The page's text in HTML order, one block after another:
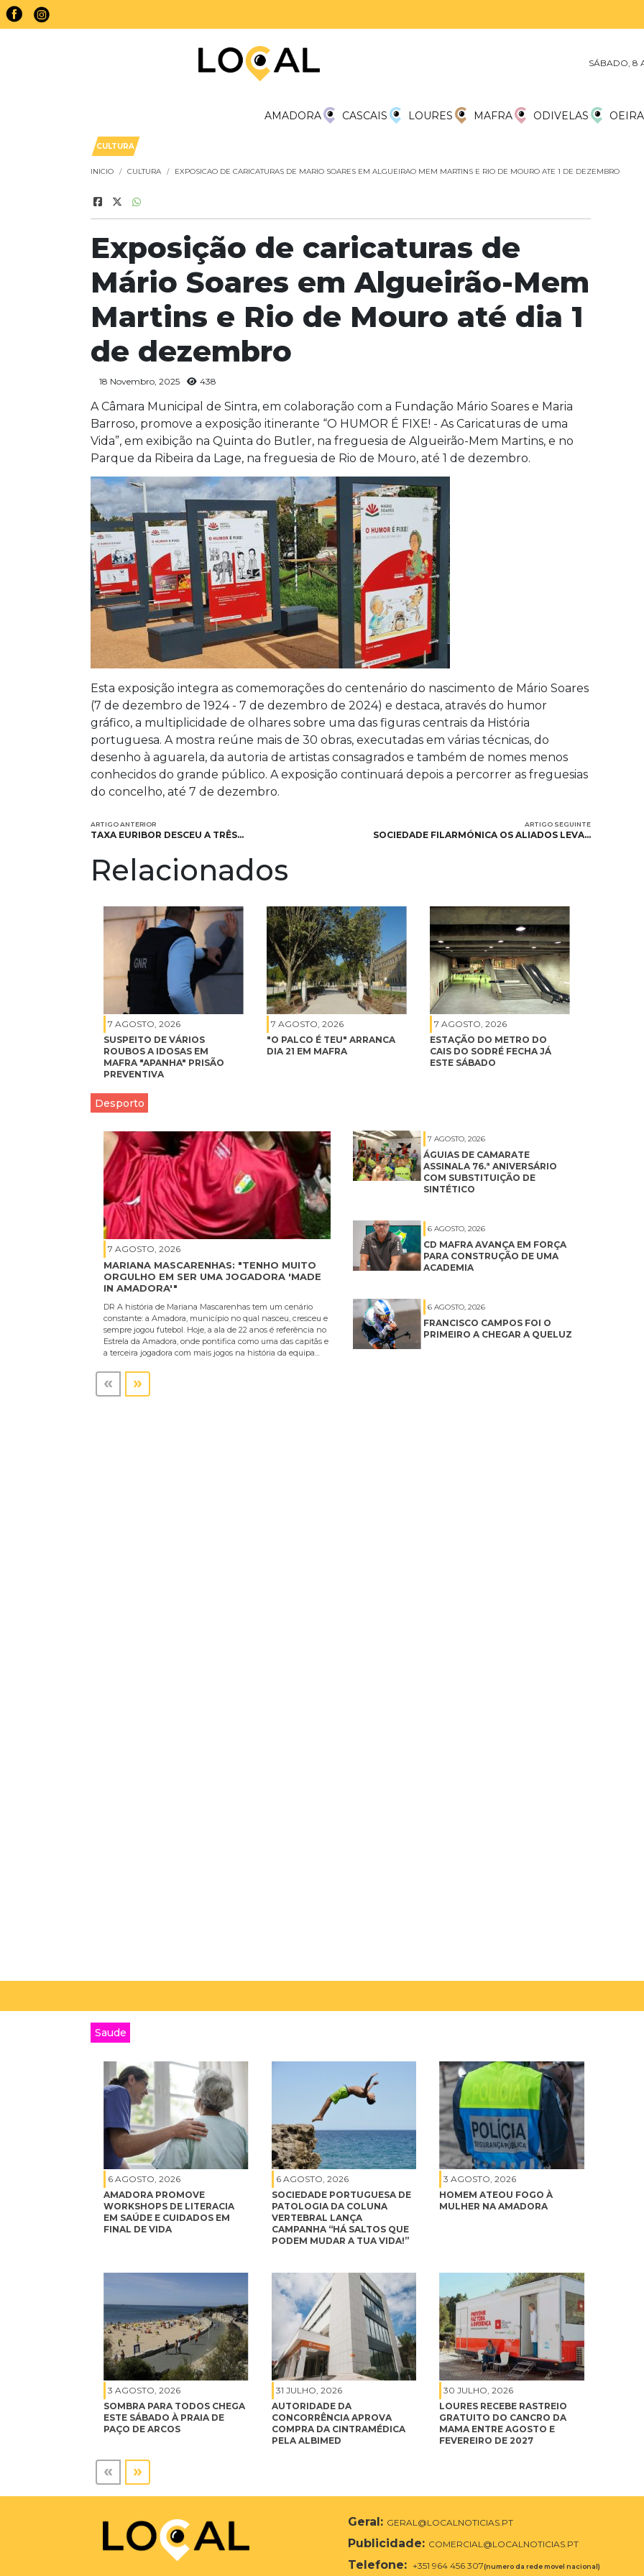
SÁBADO, 8
AMADORA CASCAIS LOURES MAFRA ODIVELAS
CULTURA
INICIO CULTURA EXPOSICAO DE CARICATURAS DE MARIO SOARES EM ALGUEIRAO MEM MARTINS E RIO DE MOURO ATE 1 DE DEZEMBRO
Exposição de caricaturas de
Mário Soares em Algueirão-Mem
Martins e Rio de Mouro até dia 1
de dezembro
18 Novembro, 2025 438
A Câmara Municipal de Sintra, em colaboração com a Fundação Mário Soares e Maria
Barroso, promove a exposição itinerante “O HUMOR É FIXE! - As Caricaturas de uma
Vida”, em exibição na Quinta do Butler, na freguesia de Algueirão-Mem Martins, e no
Parque da Ribeira da Lage, na freguesia de Rio de Mouro, até 1 de dezembro.
Esta exposição integra as comemorações do centenário do nascimento de Mário Soares
(7 de dezembro de 1924 - 7 de dezembro de 2024) e destaca, através do humor
gráfico, a multiplicidade de olhares sobre uma das figuras centrais da História
portuguesa. A mostra reúne mais de 30 obras, executadas em várias técnicas, do
desenho à aguarela, da autoria de artistas consagrados e também de nomes menos
conhecidos do grande público. A exposição continuará depois a percorrer as freguesias
do concelho, até 7 de dezembro.
ARTIGO ANTERIOR
TAXA EURIBOR DESCEU A TRÊS…
ARTIGO SEGUINTE
SOCIEDADE FILARMÓNICA OS ALIADOS LEVA…
Relacionados
7 AGOSTO, 2026
SUSPEITO DE VÁRIOS
ROUBOS A IDOSAS EM
MAFRA "APANHA" PRISÃO
PREVENTIVA
7 AGOSTO, 2026
"O PALCO É TEU" ARRANCA
DIA 21 EM MAFRA
7 AGOSTO, 2026
ESTAÇÃO DO METRO DO
CAIS DO SODRÉ FECHA JÁ
ESTE SÁBADO
Desporto
7 AGOSTO, 2026
MARIANA MASCARENHAS: "TENHO MUITO
ORGULHO EM SER UMA JOGADORA 'MADE
IN AMADORA'"
DR A história de Mariana Mascarenhas tem um cenário
constante: a Amadora, município no qual nasceu, cresceu e
sempre jogou futebol. Hoje, a ala de 22 anos é referência no
Estrela da Amadora, onde pontifica como uma das capitãs e
a terceira jogadora com mais jogos na história da equipa…
7 AGOSTO, 2026
ÁGUIAS DE CAMARATE
ASSINALA 76.ª ANIVERSÁRIO
COM SUBSTITUIÇÃO DE
SINTÉTICO
6 AGOSTO, 2026
CD MAFRA AVANÇA EM FORÇA
PARA CONSTRUÇÃO DE UMA
ACADEMIA
6 AGOSTO, 2026
FRANCISCO CAMPOS FOI O
PRIMEIRO A CHEGAR A QUELUZ
« »
Saude
6 AGOSTO, 2026
AMADORA PROMOVE
WORKSHOPS DE LITERACIA
EM SAÚDE E CUIDADOS EM
FINAL DE VIDA
6 AGOSTO, 2026
SOCIEDADE PORTUGUESA DE
PATOLOGIA DA COLUNA
VERTEBRAL LANÇA
CAMPANHA “HÁ SALTOS QUE
PODEM MUDAR A TUA VIDA!”
3 AGOSTO, 2026
HOMEM ATEOU FOGO À
MULHER NA AMADORA
3 AGOSTO, 2026
SOMBRA PARA TODOS CHEGA
ESTE SÁBADO À PRAIA DE
PAÇO DE ARCOS
31 JULHO, 2026
AUTORIDADE DA
CONCORRÊNCIA APROVA
COMPRA DA CINTRAMÉDICA
PELA ALBIMED
30 JULHO, 2026
LOURES RECEBE RASTREIO
GRATUITO DO CANCRO DA
MAMA ENTRE AGOSTO E
FEVEREIRO DE 2027
« »
Geral: GERAL@LOCALNOTICIAS.PT
Publicidade: COMERCIAL@LOCALNOTICIAS.PT
Telefone: +351 964 456 307(numero da rede movel nacional)